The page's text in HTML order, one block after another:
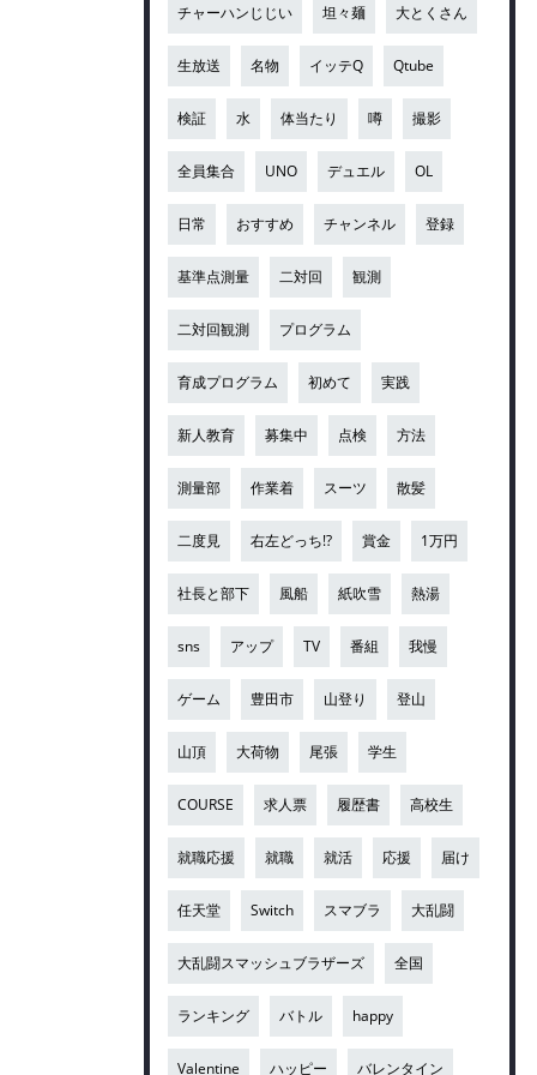
チャーハンじじい 坦々麺 大とくさん
生放送 名物 イッテQ Qtube
検証 水 体当たり 噂 撮影
全員集合 UNO デュエル OL
日常 おすすめ チャンネル 登録
基準点測量 二対回 観測
二対回観測 プログラム
育成プログラム 初めて 実践
新人教育 募集中 点検 方法
測量部 作業着 スーツ 散髪
二度見 右左どっち!? 賞金 1万円
社長と部下 風船 紙吹雪 熱湯
sns アップ TV 番組 我慢
ゲーム 豊田市 山登り 登山
山頂 大荷物 尾張 学生
COURSE 求人票 履歴書 高校生
就職応援 就職 就活 応援 届け
任天堂 Switch スマブラ 大乱闘
大乱闘スマッシュブラザーズ 全国
ランキング バトル happy
Valentine ハッピー バレンタイン